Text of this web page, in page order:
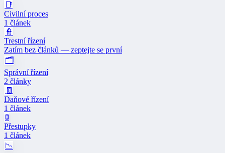
📑
Civilní proces
1 článek
👮
Trestní řízení
Zatím bez článků — zeptejte se první
🗂️
Správní řízení
2 články
🧾
Daňové řízení
1 článek
🚦
Přestupky
1 článek
📉